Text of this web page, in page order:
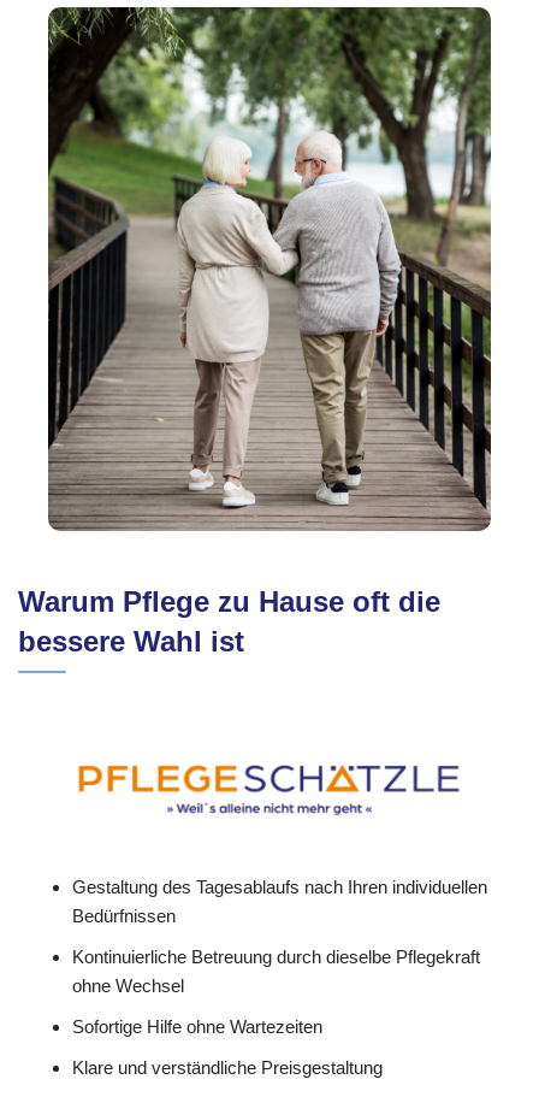
Warum Pflege zu Hause oft die
bessere Wahl ist
Gestaltung des Tagesablaufs nach Ihren individuellen
Bedürfnissen
Kontinuierliche Betreuung durch dieselbe Pflegekraft
ohne Wechsel
Sofortige Hilfe ohne Wartezeiten
Klare und verständliche Preisgestaltung